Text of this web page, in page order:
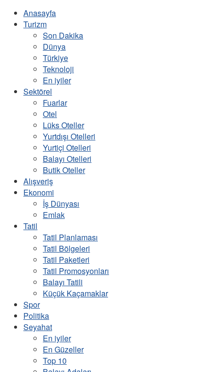
Anasayfa
Turizm
Son Dakika
Dünya
Türkiye
Teknoloji
En iyiler
Sektörel
Fuarlar
Otel
Lüks Oteller
Yurtdışı Otelleri
Yurtiçi Otelleri
Balayı Otelleri
Butik Oteller
Alışveriş
Ekonomi
İş Dünyası
Emlak
Tatil
Tatil Planlaması
Tatil Bölgeleri
Tatil Paketleri
Tatil Promosyonları
Balayı Tatili
Küçük Kaçamaklar
Spor
Politika
Seyahat
En iyiler
En Güzeller
Top 10